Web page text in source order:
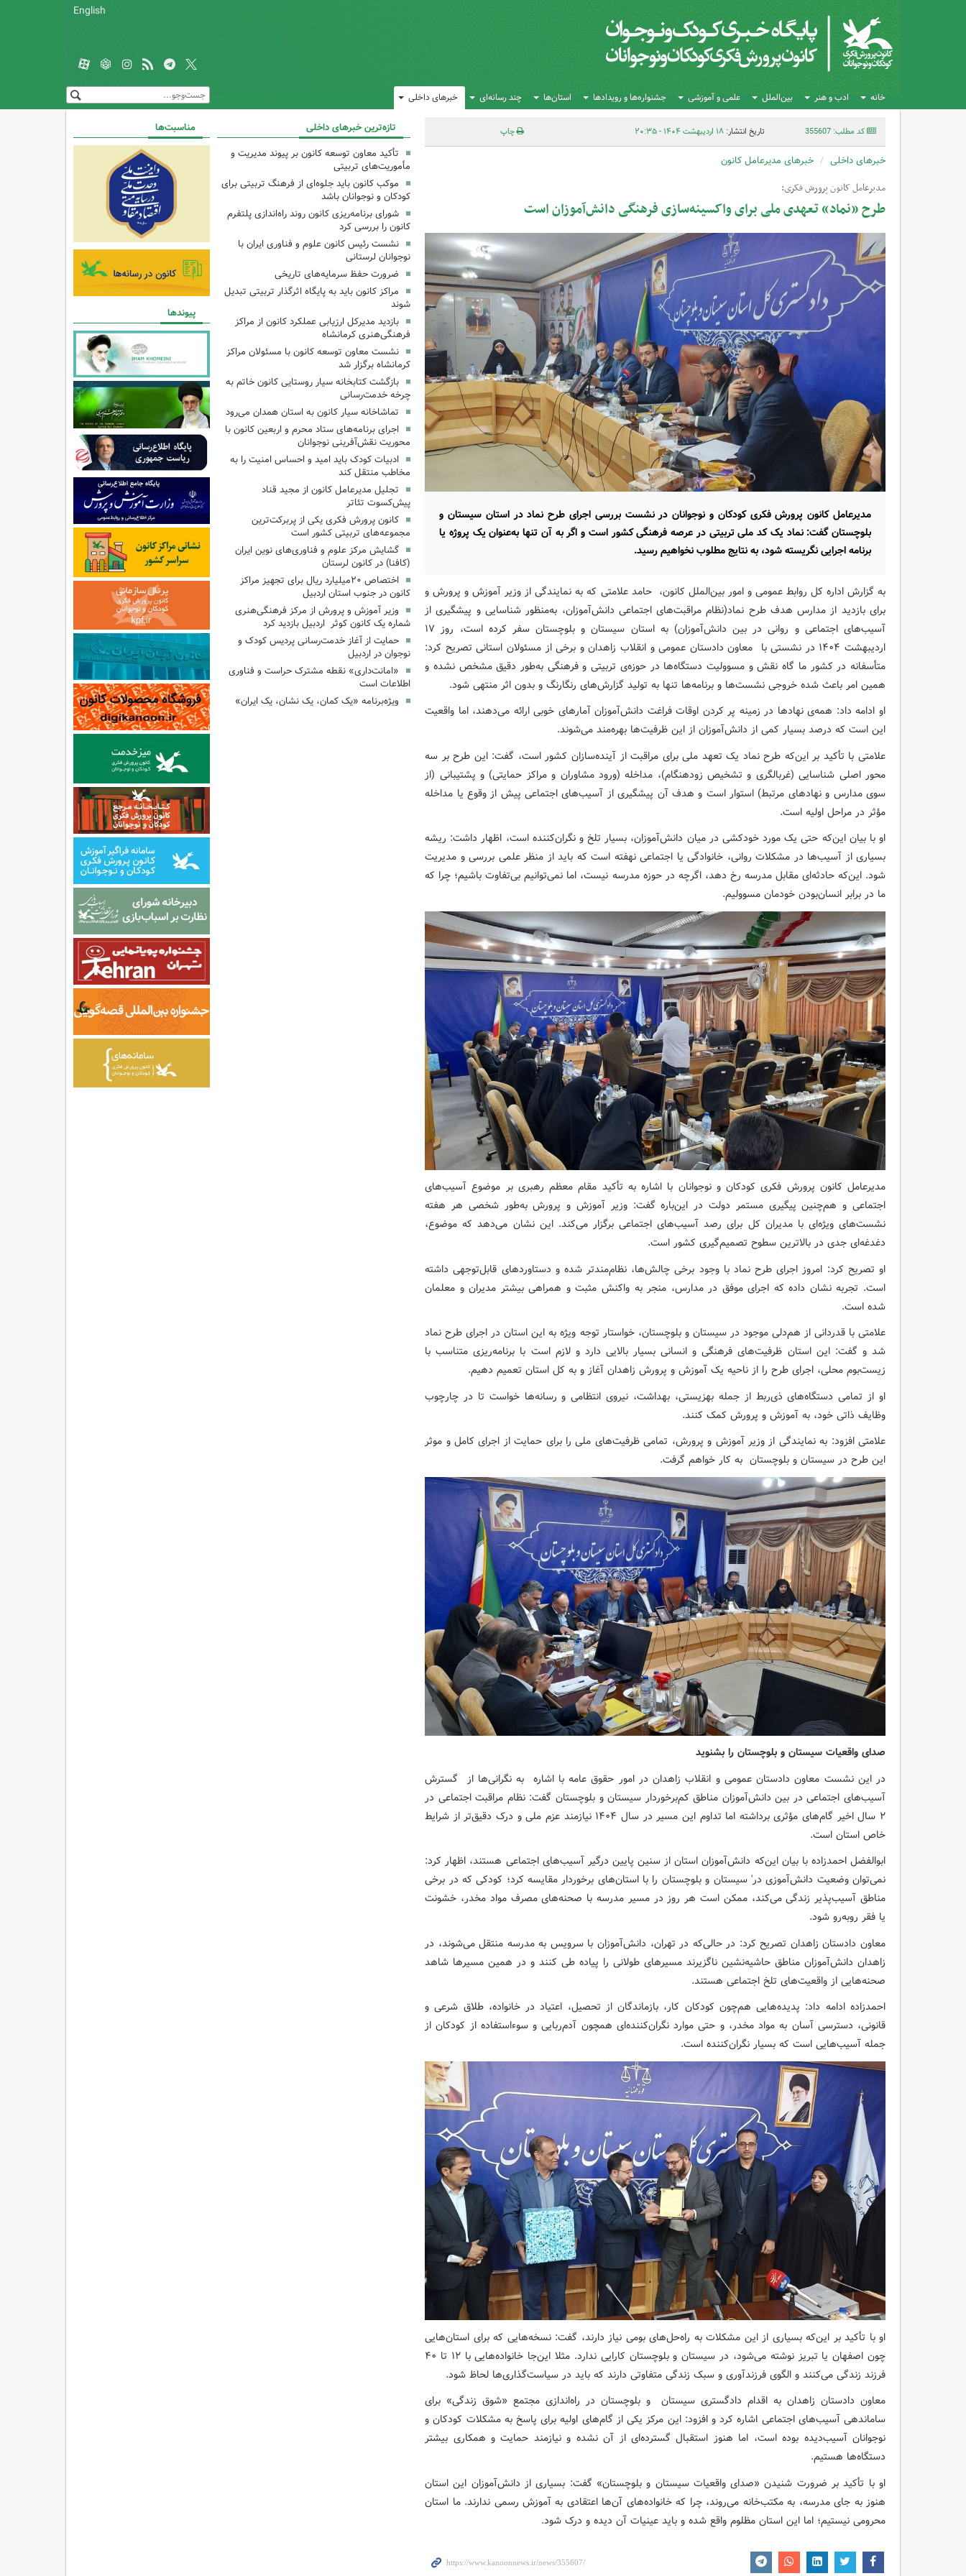
English
خانه ادب و هنر بین‌الملل علمی و آموزشی جشنواره‌ها و رویدادها استان‌ها چند رسانه‌ای خبرهای داخلی
کد مطلب: 355607 تاریخ انتشار:۱۸ اردیبهشت ۱۴۰۴ - ۲۰:۳۵ چاپ
خبرهای داخلی خبرهای مدیرعامل کانون
مدیرعامل کانون پرورش فکری:
طرح «نماد» تعهدی ملی برای واکسینه‌سازی فرهنگی دانش‌آموزان است
مدیرعامل کانون پرورش فکری کودکان و نوجوانان در نشست بررسی اجرای طرح نماد در استان سیستان و
بلوچستان گفت: نماد یک کد ملی تربیتی در عرصه فرهنگی کشور است و اگر به آن تنها به‌عنوان یک پروژه یا
برنامه اجرایی نگریسته شود، به نتایج مطلوب نخواهیم رسید.
به گزارش اداره کل روابط عمومی و امور بین‌الملل کانون، حامد علامتی که به نمایندگی از وزیر آموزش و پرورش و
برای بازدید از مدارس هدف طرح نماد(نظام مراقبت‌های اجتماعی دانش‌آموزان، به‌منظور شناسایی و پیشگیری از
آسیب‌های اجتماعی و روانی در بین دانش‌آموزان) به استان سیستان و بلوچستان سفر کرده است، روز ۱۷
اردیبهشت ۱۴۰۴ در نشستی با معاون دادستان عمومی و انقلاب زاهدان و برخی از مسئولان استانی تصریح کرد:
متأسفانه در کشور ما گاه نقش و مسوولیت دستگاه‌ها در حوزه‌ی تربیتی و فرهنگی به‌طور دقیق مشخص نشده و
همین امر باعث شده خروجی نشست‌ها و برنامه‌ها تنها به تولید گزارش‌های رنگارنگ و بدون اثر منتهی شود.
او ادامه داد: همه‌ی نهادها در زمینه پر کردن اوقات فراغت دانش‌آموزان آمارهای خوبی ارائه می‌دهند، اما واقعیت
این است که درصد بسیار کمی از دانش‌آموزان از این ظرفیت‌ها بهره‌مند می‌شوند.
علامتی با تأکید بر این‌که طرح نماد یک تعهد ملی برای مراقبت از آینده‌سازان کشور است، گفت: این طرح بر سه
محور اصلی شناسایی (غربالگری و تشخیص زودهنگام)، مداخله (ورود مشاوران و مراکز حمایتی) و پشتیبانی (از
سوی مدارس و نهادهای مرتبط) استوار است و هدف آن پیشگیری از آسیب‌های اجتماعی پیش از وقوع یا مداخله
مؤثر در مراحل اولیه است.
او با بیان این‌که حتی یک مورد خودکشی در میان دانش‌آموزان، بسیار تلخ و نگران‌کننده است، اظهار داشت: ریشه
بسیاری از آسیب‌ها در مشکلات روانی، خانوادگی یا اجتماعی نهفته است که باید از منظر علمی بررسی و مدیریت
شود. این‌که حادثه‌ای مقابل مدرسه رخ دهد، اگرچه در حوزه مدرسه نیست، اما نمی‌توانیم بی‌تفاوت باشیم؛ چرا که
ما در برابر انسان‌بودن خودمان مسوولیم.
مدیرعامل کانون پرورش فکری کودکان و نوجوانان با اشاره به تأکید مقام معظم رهبری بر موضوع آسیب‌های
اجتماعی و هم‌چنین پیگیری مستمر دولت در این‌باره گفت: وزیر آموزش و پرورش به‌طور شخصی هر هفته
نشست‌های ویژه‌ای با مدیران کل برای رصد آسیب‌های اجتماعی برگزار می‌کند. این نشان می‌دهد که موضوع،
دغدغه‌ای جدی در بالاترین سطوح تصمیم‌گیری کشور است.
او تصریح کرد: امروز اجرای طرح نماد با وجود برخی چالش‌ها، نظام‌مندتر شده و دستاوردهای قابل‌توجهی داشته
است. تجربه نشان داده که اجرای موفق در مدارس، منجر به واکنش مثبت و همراهی بیشتر مدیران و معلمان
شده است.
علامتی با قدردانی از هم‌دلی موجود در سیستان و بلوچستان، خواستار توجه ویژه به این استان در اجرای طرح نماد
شد و گفت: این استان ظرفیت‌های فرهنگی و انسانی بسیار بالایی دارد و لازم است با برنامه‌ریزی متناسب با
زیست‌بوم محلی، اجرای طرح را از ناحیه یک آموزش و پرورش زاهدان آغاز و به کل استان تعمیم دهیم.
او از تمامی دستگاه‌های ذی‌ربط از جمله بهزیستی، بهداشت، نیروی انتظامی و رسانه‌ها خواست تا در چارچوب
وظایف ذاتی خود، به آموزش و پرورش کمک کنند.
علامتی افزود: به نمایندگی از وزیر آموزش و پرورش، تمامی ظرفیت‌های ملی را برای حمایت از اجرای کامل و موثر
این طرح در سیستان و بلوچستان به کار خواهم گرفت.
صدای واقعیات سیستان و بلوچستان را بشنوید
در این نشست معاون دادستان عمومی و انقلاب زاهدان در امور حقوق عامه با اشاره به نگرانی‌ها از گسترش
آسیب‌های اجتماعی در بین دانش‌آموزان مناطق کم‌برخوردار سیستان و بلوچستان گفت: نظام مراقبت اجتماعی در
٢ سال اخیر گام‌های مؤثری برداشته اما تداوم این مسیر در سال ۱۴۰۴ نیازمند عزم ملی و درک دقیق‌تر از شرایط
خاص استان است.
ابوالفضل احمدزاده با بیان این‌که دانش‌آموزان استان از سنین پایین درگیر آسیب‌های اجتماعی هستند، اظهار کرد:
نمی‌توان وضعیت دانش‌آموزی در' سیستان و بلوچستان را با استان‌های برخوردار مقایسه کرد؛ کودکی که در برخی
مناطق آسیب‌پذیر زندگی می‌کند، ممکن است هر روز در مسیر مدرسه با صحنه‌های مصرف مواد مخدر، خشونت
یا فقر روبه‌رو شود.
معاون دادستان زاهدان تصریح کرد: در حالی‌که در تهران، دانش‌آموزان با سرویس به مدرسه منتقل می‌شوند، در
زاهدان دانش‌آموزان مناطق حاشیه‌نشین ناگزیرند مسیرهای طولانی را پیاده طی کنند و در همین مسیرها شاهد
صحنه‌هایی از واقعیت‌های تلخ اجتماعی هستند.
احمدزاده ادامه داد: پدیده‌هایی هم‌چون کودکان کار، بازماندگان از تحصیل، اعتیاد در خانواده، طلاق شرعی و
قانونی، دسترسی آسان به مواد مخدر، و حتی موارد نگران‌کننده‌ای همچون آدم‌ربایی و سوءاستفاده از کودکان از
جمله آسیب‌هایی است که بسیار نگران‌کننده است.
او با تأکید بر این‌که بسیاری از این مشکلات به راه‌حل‌های بومی نیاز دارند، گفت: نسخه‌هایی که برای استان‌هایی
چون اصفهان یا تبریز نوشته می‌شود، در سیستان و بلوچستان کارایی ندارد. مثلا این‌جا خانواده‌هایی با ۱۲ تا ۴۰
فرزند زندگی می‌کنند و الگوی فرزندآوری و سبک زندگی متفاوتی دارند که باید در سیاست‌گذاری‌ها لحاظ شود.
معاون دادستان زاهدان به اقدام دادگستری سیستان و بلوچستان در راه‌اندازی مجتمع «شوق زندگی» برای
ساماندهی آسیب‌های اجتماعی اشاره کرد و افزود: این مرکز یکی از گام‌های اولیه برای پاسخ به مشکلات کودکان و
نوجوانان آسیب‌دیده بوده است، اما هنوز استقبال گسترده‌ای از آن نشده و نیازمند حمایت و همکاری بیشتر
دستگاه‌ها هستیم.
او با تأکید بر ضرورت شنیدن «صدای واقعیات سیستان و بلوچستان» گفت: بسیاری از دانش‌آموزان این استان
هنوز به جای مدرسه، به مکتب‌خانه می‌روند، چرا که خانواده‌های آن‌ها اعتقادی به آموزش رسمی ندارند. ما استان
محرومی نیستیم؛ اما این استان مظلوم واقع شده و باید عینیات آن دیده و درک شود.
تازه‌ترین خبرهای داخلی
تأکید معاون توسعه کانون بر پیوند مدیریت و
مأموریت‌های تربیتی
موکب کانون باید جلوه‌ای از فرهنگ تربیتی برای
کودکان و نوجوانان باشد
شورای برنامه‌ریزی کانون روند راه‌اندازی پلتفرم
کانون را بررسی کرد
نشست رئیس کانون علوم و فناوری ایران با
نوجوانان لرستانی
ضرورت حفظ سرمایه‌های تاریخی
مراکز کانون باید به پایگاه اثرگذار تربیتی تبدیل
شوند
بازدید مدیرکل ارزیابی عملکرد کانون از مراکز
فرهنگی‌هنری کرمانشاه
نشست معاون توسعه کانون با مسئولان مراکز
کرمانشاه برگزار شد
بازگشت کتابخانه سیار روستایی کانون خاتم به
چرخه خدمت‌رسانی
تماشاخانه سیار کانون به استان همدان می‌رود
اجرای برنامه‌های ستاد محرم و اربعین کانون با
محوریت نقش‌آفرینی نوجوانان
ادبیات کودک باید امید و احساس امنیت را به
مخاطب منتقل کند
تجلیل مدیرعامل کانون از مجید قناد
پیش‌کسوت تئاتر
کانون پرورش فکری یکی از پربرکت‌ترین
مجموعه‌های تربیتی کشور است
گشایش مرکز علوم و فناوری‌های نوین ایران
(کافنا) در کانون لرستان
اختصاص ۲۰میلیارد ریال برای تجهیز مراکز
کانون در جنوب استان اردبیل
وزیر آموزش و پرورش از مرکز فرهنگی‌هنری
شماره یک کانون کوثر اردبیل بازدید کرد
حمایت از آغاز خدمت‌رسانی پردیس کودک و
نوجوان در اردبیل
«امانت‌داری» نقطه مشترک حراست و فناوری
اطلاعات است
ویژه‌برنامه «یک کمان، یک نشان، یک ایران»
مناسبت‌ها
پیوندها